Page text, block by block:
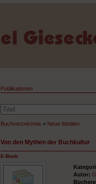
Publikationen
Buchverzeichnis » Neue Medien
Von den Mythen der Buchkultur
E-Book
Autor: